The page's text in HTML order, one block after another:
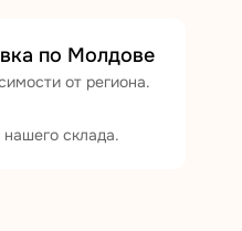
по Молдове
от региона.
склада.